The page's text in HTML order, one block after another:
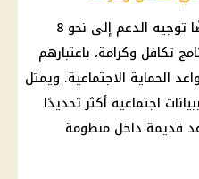
من بين المقترحات المتداولة أيضًا توجيه الدعم إلى نحو 8
تكافل وكرامة، باعتبارهم
الحماية الاجتماعية. ويمثل
اجتماعية أكثر تحديدًا
قديمة داخل منظومة